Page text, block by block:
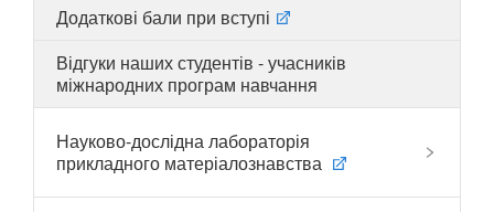
Додаткові бали при вступі
Відгуки наших студентів - учасників
міжнародних програм навчання
Науково-дослідна лабораторія
прикладного матеріалознавства